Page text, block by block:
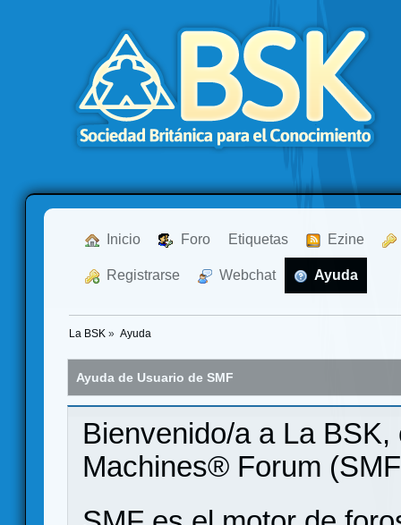
Inicio Foro Etiquetas Ezine
Registrarse Webchat Ayuda
La BSK » Ayuda
Ayuda de Usuario de SMF
Bienvenido/a a La
Machines® Forum